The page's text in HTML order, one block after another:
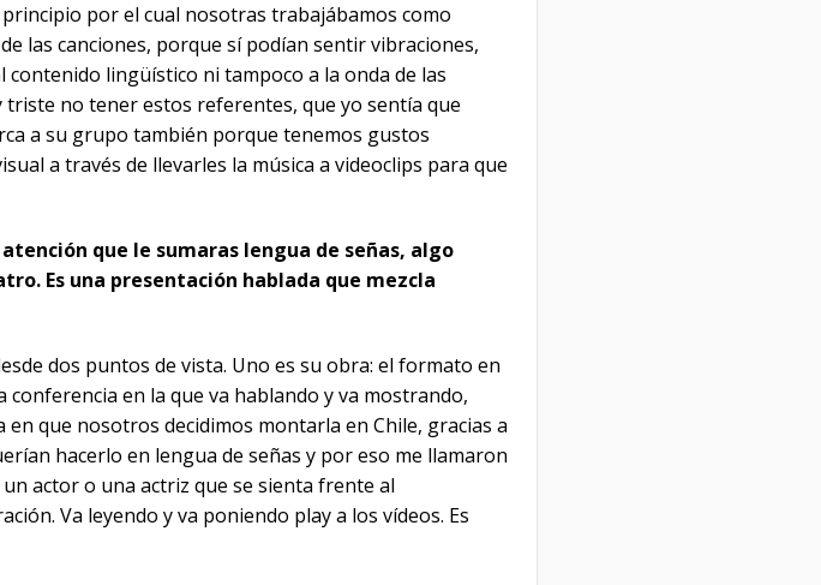
por el cual nosotras trabajábamos como
las canciones, porque sí podían sentir vibraciones,
contenido lingüístico ni tampoco a la onda de las
triste no tener estos referentes, que yo sentía que
a su grupo también porque tenemos gustos
a través de llevarles la música a videoclips para que
que le sumaras lengua de señas, algo
Es una presentación hablada que mezcla
dos puntos de vista. Uno es su obra: el formato en
en la que va hablando y va mostrando,
que nosotros decidimos montarla en Chile, gracias a
hacerlo en lengua de señas y por eso me llamaron
actor o una actriz que se sienta frente al
Va leyendo y va poniendo play a los vídeos. Es